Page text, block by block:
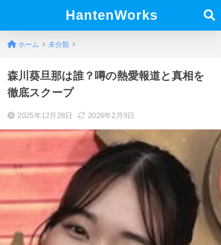
HantenWorks
ホーム 未分類
森川葵旦那は誰？噂の熱愛報道と真相を
徹底スクープ
2025年12月28日 2026年2月9日